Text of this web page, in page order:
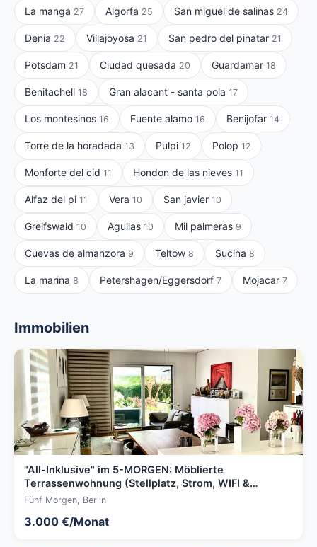
La manga 27 Algorfa 25 San miguel de salinas 24
Denia 22 Villajoyosa 21 San pedro del pinatar 21
Potsdam 21 Ciudad quesada 20 Guardamar 18
Benitachell 18 Gran alacant - santa pola 17
Los montesinos 16 Fuente alamo 16 Benijofar 14
Torre de la horadada 13 Pulpi 12 Polop 12
Monforte del cid 11 Hondon de las nieves 11
Alfaz del pi 11 Vera 10 San javier 10
Greifswald 10 Aguilas 10 Mil palmeras 9
Cuevas de almanzora 9 Teltow 8 Sucina 8
La marina 8 Petershagen/Eggersdorf 7 Mojacar 7
Immobilien
"All-Inklusive" im 5-MORGEN: Möblierte
Terrassenwohnung (Stellplatz, Strom, WIFI &
Privatgärtner)
Fünf Morgen, Berlin
3.000 €/Monat